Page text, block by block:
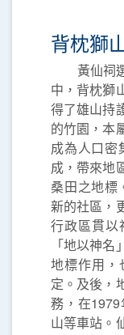
背枕獅
黃仙祠選
中，背枕獅
得了雄山持
的竹園，本
成為人口密
成，帶來地
桑田之地標
新的社區，
行政區貫以
「地以神
地標作用，
定。及後，
務，在
山等車站。